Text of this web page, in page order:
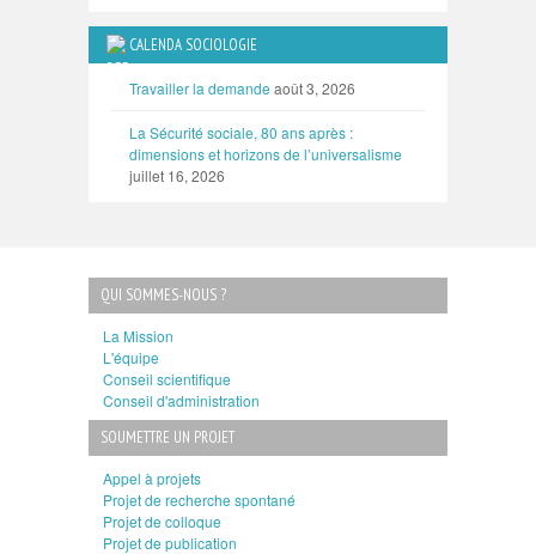
CALENDA SOCIOLOGIE
Travailler la demande août 3, 2026
La Sécurité sociale, 80 ans après :
dimensions et horizons de l’universalisme
juillet 16, 2026
QUI SOMMES-NOUS ?
La Mission
L'équipe
Conseil scientifique
Conseil d'administration
SOUMETTRE UN PROJET
Appel à projets
Projet de recherche spontané
Projet de colloque
Projet de publication